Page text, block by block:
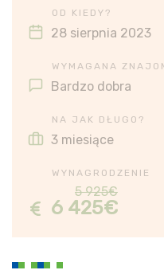
OD KIEDY?
28 sierpnia 2023
WYMAGANA
Bardzo dobra
NA JAK DŁUGO?
3 miesiące
WYNAGRODZENIE
5 925€
6 425€